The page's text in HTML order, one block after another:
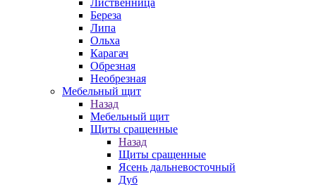
Лиственница
Береза
Липа
Ольха
Карагач
Обрезная
Необрезная
Мебельный щит
Назад
Мебельный щит
Щиты сращенные
Назад
Щиты сращенные
Ясень дальневосточный
Дуб